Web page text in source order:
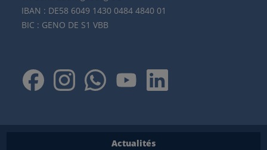
IBAN : DE58 6049 1430 0484 4840 01
BIC : GENO DE S1 VBB
Actualités